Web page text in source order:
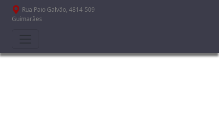
Passar para o conteúdo principal
Rua Paio Galvão, 4814-509
Guimarães